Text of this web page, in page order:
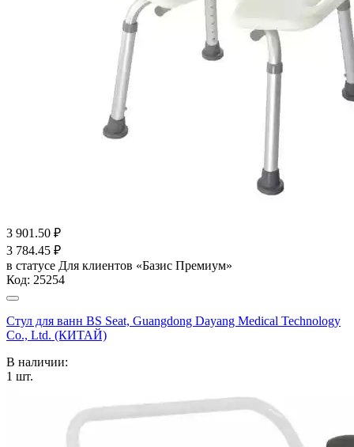
3 901.50 ₽
3 784.45 ₽
в статусе Для клиентов «Базис Премиум»
Код: 25254
Стул для ванн BS Seat, Guangdong Dayang Medical Technology
Co., Ltd. (КИТАЙ)
В наличии:
1 шт.